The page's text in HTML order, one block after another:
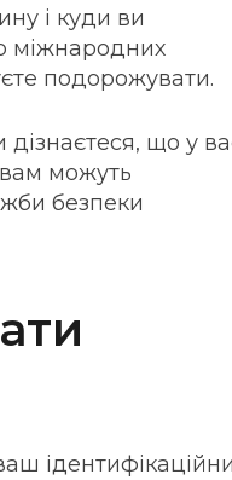
і куди ви
міжнародних
подорожувати.
що у
можуть
безпеки